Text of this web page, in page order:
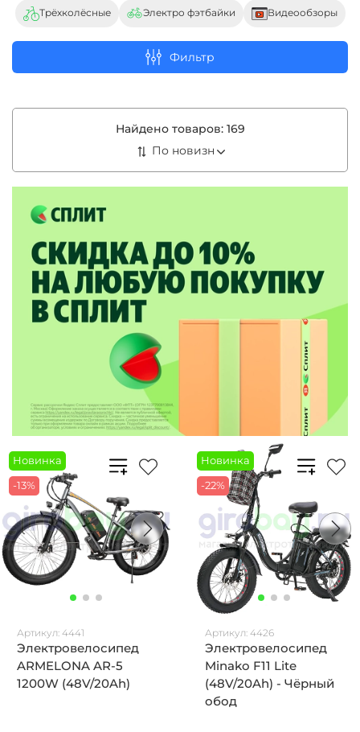
Трёхколёсные Электро фэтбайки Видеообзоры
Найдено товаров: 169
Новинка
-13%
Артикул: 4441
Электровелосипед
ARMELONA AR-5
1200W (48V/20Ah)
Новинка
-22%
Артикул: 4426
Электровелосипед
Minako F11 Lite
(48V/20Ah) - Чёрный
обод
Фильтр